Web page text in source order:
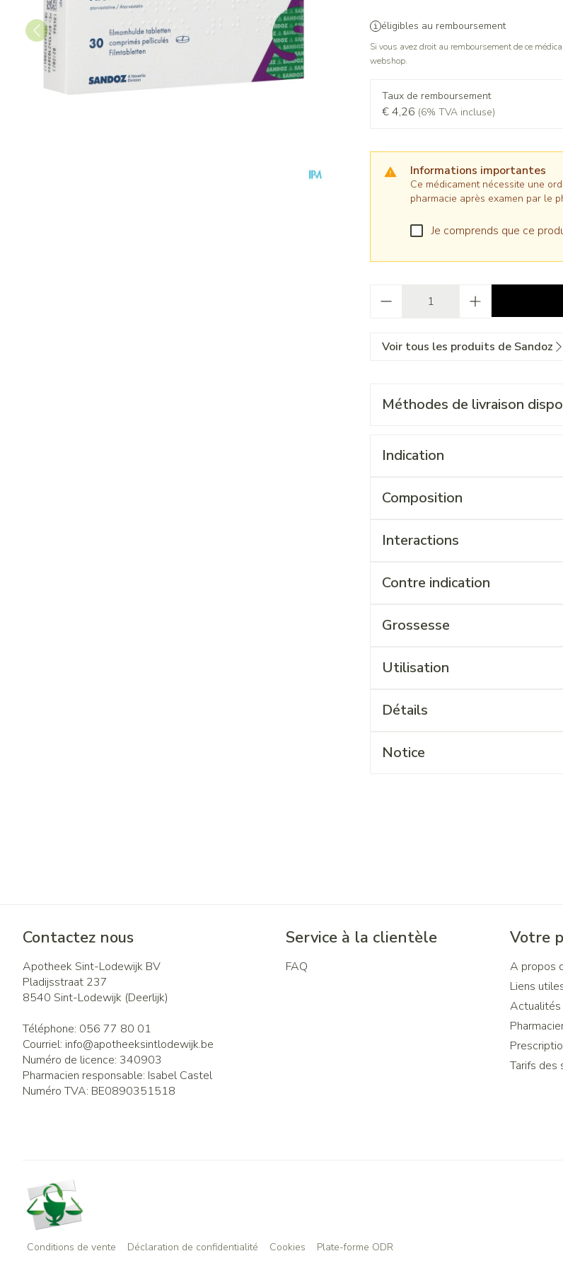
éligibles au remboursement
Si vous avez droit au remboursement de ce
webshop.
Taux de remboursement
€ 4,26 (6% TVA incluse)
Informations importantes
Ce médicament nécessite une
pharmacie après examen par le
Je comprends que ce
Voir tous les produits de Sandoz
Méthodes de livraison
Indication
Composition
Interactions
Contre indication
Grossesse
Utilisation
Détails
Notice
Contactez nous
Apotheek Sint-Lodewijk BV
Pladijsstraat 237
8540 Sint-Lodewijk (Deerlijk)
Téléphone: 056 77 80 01
Courriel: info@apotheeksintlodewijk.be
Numéro de licence: 340903
Pharmacien responsable: Isabel Castel
Numéro TVA: BE0890351518
Service à la clientèle
FAQ
Votre
A propos
Liens
Actualités
Tarifs des
Conditions de vente Déclaration de confidentialité Cookies Plate-forme ODR